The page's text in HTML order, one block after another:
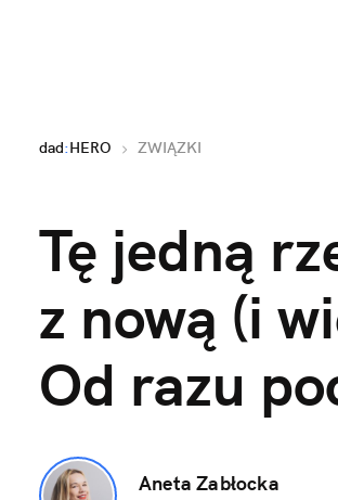
dad:HERO ZWIĄZKI
Tę jedną
z nową (i
Od razu
Aneta Zabłocka